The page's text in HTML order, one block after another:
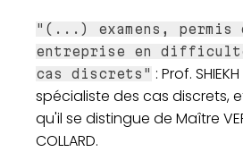
"(...) examens, permis
entreprise en
cas discrets" : Prof.
spécialiste des cas discrets,
qu'il se distingue de Maître
COLLARD.